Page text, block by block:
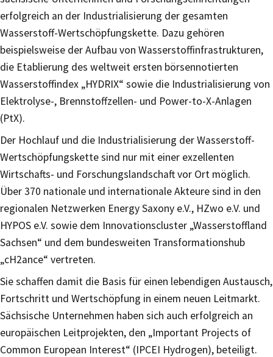
erfolgreich an der Industrialisierung der gesamten
Wasserstoff-Wertschöpfungskette. Dazu gehören
beispielsweise der Aufbau von Wasserstoffinfrastrukturen,
die Etablierung des weltweit ersten börsennotierten
Wasserstoffindex „HYDRIX“ sowie die Industrialisierung von
Elektrolyse-, Brennstoffzellen- und Power-to-X-Anlagen
(PtX).
Der Hochlauf und die Industrialisierung der Wasserstoff-
Wertschöpfungskette sind nur mit einer exzellenten
Wirtschafts- und Forschungslandschaft vor Ort möglich.
Über 370 nationale und internationale Akteure sind in den
regionalen Netzwerken Energy Saxony e.V., HZwo e.V. und
HYPOS e.V. sowie dem Innovationscluster „Wasserstoffland
Sachsen“ und dem bundesweiten Transformationshub
„cH2ance“ vertreten.
Sie schaffen damit die Basis für einen lebendigen Austausch,
Fortschritt und Wertschöpfung in einem neuen Leitmarkt.
Sächsische Unternehmen haben sich auch erfolgreich an
europäischen Leitprojekten, den „Important Projects of
Common European Interest“ (IPCEI Hydrogen), beteiligt.